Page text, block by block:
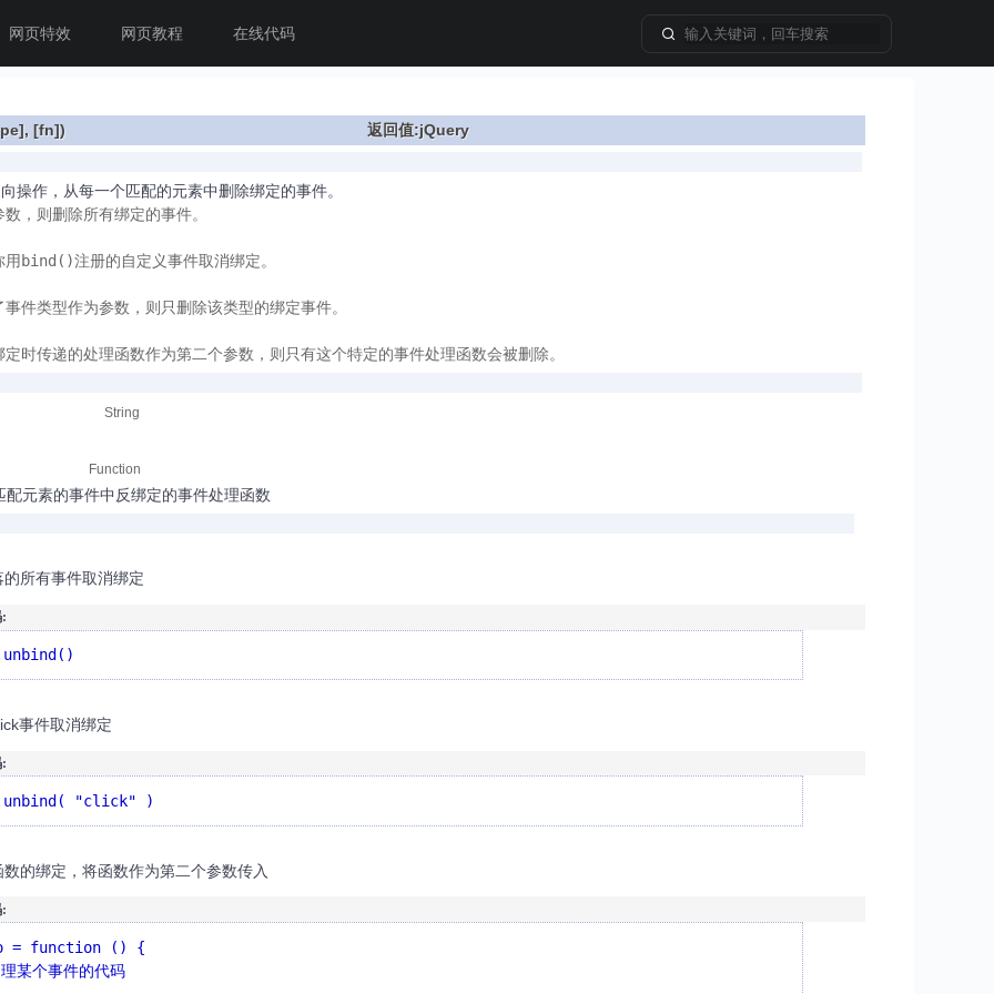
网页特效 网页教程 在线代码
返回值:jQuery
, [fn])
操作，从每一个匹配的元素中删除绑定的事件。
，则删除所有绑定的事件。
用bind()注册的自定义事件取消绑定。
件类型作为参数，则只删除该类型的绑定事件。
定时传递的处理函数作为第二个参数，则只有这个特定的事件处理函数会被删除。
String
Function
配元素的事件中反绑定的事件处理函数
所有事件取消绑定
事件取消绑定
"click" )
的绑定，将函数作为第二个参数传入
= function () {